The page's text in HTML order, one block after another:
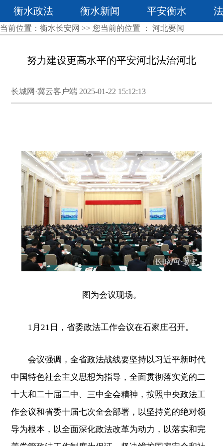
衡水政法 衡水新闻 平安衡水
当前位置： 衡水长安网 >> 您当前的位置 ： 河北要闻
努力建设更高水平的平安河北法治河北
长城网·冀云客户端 2025-01-22 15:12:13
图为会议现场。
1月21日，省委政法工作会议在石家庄召开。
会议强调，全省政法战线要坚持以习近平新时代
中国特色社会主义思想为指导，全面贯彻落实党的二
十大和二十届二中、三中全会精神，按照中央政法工
作会议和省委十届七次全会部署，以坚持党的绝对领
导为根本，以全面深化政法改革为动力，以落实和完